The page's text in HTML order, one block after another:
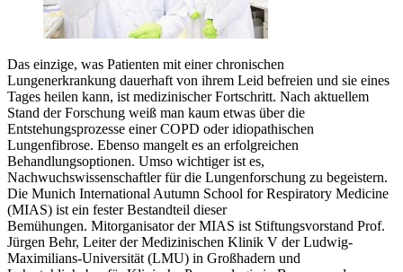
Das einzige, was Patienten mit einer chronischen
Lungenerkrankung dauerhaft von ihrem Leid befreien und sie eines
Tages heilen kann, ist medizinischer Fortschritt. Nach aktuellem
Stand der Forschung weiß man kaum etwas über die
Entstehungsprozesse einer COPD oder idiopathischen
Lungenfibrose. Ebenso mangelt es an erfolgreichen
Behandlungsoptionen. Umso wichtiger ist es,
Nachwuchswissenschaftler für die Lungenforschung zu begeistern.
Die Munich International Autumn School for Respiratory Medicine
(MIAS) ist ein fester Bestandteil dieser
Bemühungen. Mitorganisator der MIAS ist Stiftungsvorstand Prof.
Jürgen Behr, Leiter der Medizinischen Klinik V der Ludwig-
Maximilians-Universität (LMU) in Großhadern und